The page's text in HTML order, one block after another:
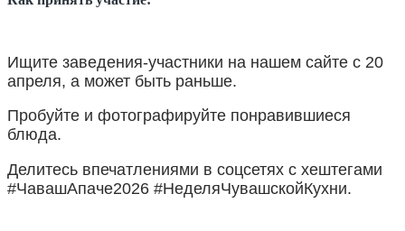
Ищите заведения-участники на нашем сайте с 20
апреля, а может быть раньше.
Пробуйте и фотографируйте понравившиеся
блюда.
Делитесь впечатлениями в соцсетях с хештегами
#ЧавашАпаче2026 #НеделяЧувашскойКухни.